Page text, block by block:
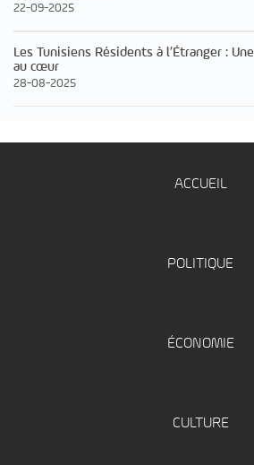
22-09-2025
Les Tunisiens Résidents à l’Étranger :
au cœur
28-08-2025
ACCUEIL
POLITIQUE
ÉCONOMIE
CULTURE